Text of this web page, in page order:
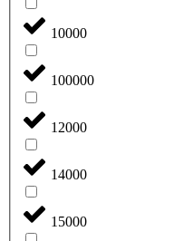
10000
100000
12000
14000
15000